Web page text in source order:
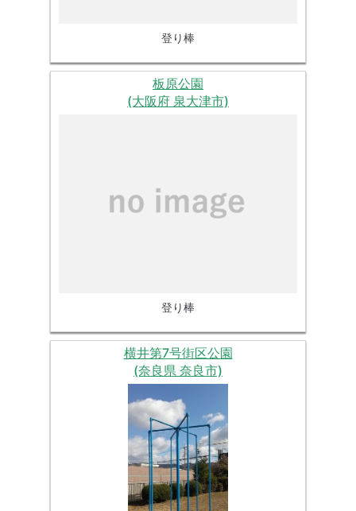
登り棒
板原公園
(大阪府 泉大津市)
登り棒
横井第7号街区公園
(奈良県 奈良市)